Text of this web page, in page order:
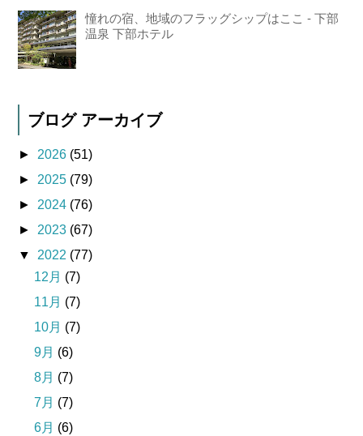
憧れの宿、地域のフラッグシップはここ - 下部
温泉 下部ホテル
ブログ アーカイブ
► 2026 (51)
► 2025 (79)
► 2024 (76)
► 2023 (67)
▼ 2022 (77)
12月 (7)
11月 (7)
10月 (7)
9月 (6)
8月 (7)
7月 (7)
6月 (6)